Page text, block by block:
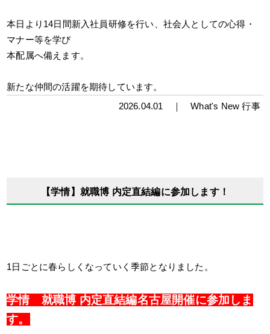
本日より14日間新入社員研修を行い、社会人としての心得・
マナー等を学び
本配属へ備えます。
新たな仲間の活躍を期待しています。
2026.04.01 ｜What's New 行事
【学情】就職博 内定直結編に参加します！
1日ごとに春らしくなっていく季節となりました。
学情 就職博 内定直結編名古屋開催に参加しま
す。